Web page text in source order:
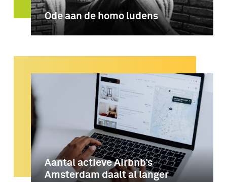
Ode aan de homo ludens
Aantal actieve Airbnb’s
Amsterdam daalt al langer